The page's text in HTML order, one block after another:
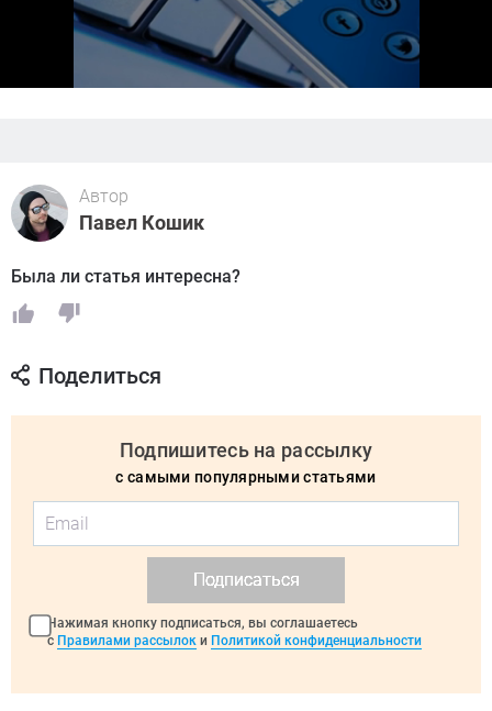
Автор
Павел Кошик
Была ли статья интересна?
Поделиться
Подпишитесь на рассылку
с самыми популярными статьями
Подписаться
Нажимая кнопку подписаться, вы соглашаетесь
с Правилами рассылок и Политикой конфиденциальности